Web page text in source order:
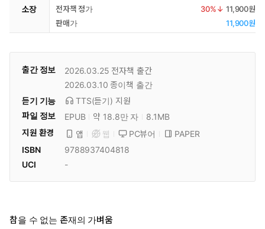
소장
전자책 정가
30%↓ 11,900원
판매가
11,900원
출간 정보 2026.03.25 전자책 출간
2026.03.10 종이책 출간
듣기 기능
TTS(듣기) 지원
파일 정보
EPUB 약 18.8만 자
8.1MB
지원 환경
앱 웹 PC뷰어
PAPER
ISBN
9788937404818
UCI
-
참을 수 없는 존재의 가벼움